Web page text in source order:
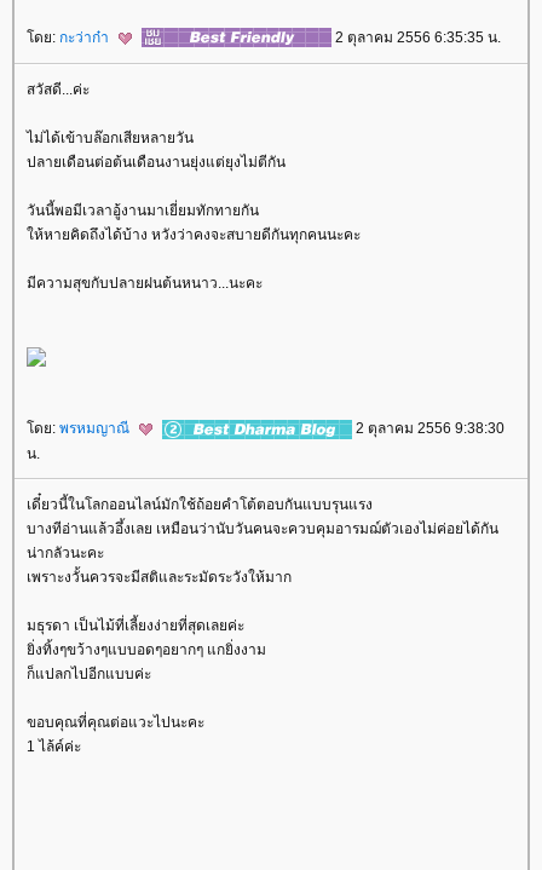
ดย: กะว่าก๋า 2 ตุลาคม 2556 6:35:35 น.
สวัสดี...ค่ะ
ไม่ได้เข้าบล๊อกเสียหลายวัน
ปลายเดือนต่อต้นเดือนงานยุ่งแต่ยุงไม่ตีกัน
วันนี้พอมีเวลาอู้งานมาเยี่ยมทักทายกัน
ห้หายคิดถึงได้บ้าง หวังว่าคงจะสบายดีกันทุกคนนะคะ
มีความสุขกับปลายฝนต้นหนาว...นะคะ
ดย: พรหมญาณี
2 ตุลาคม 2556 9:38:30
น.
เดี๋ยวนี้ในโลกออนไลน์มักใช้ถ้อยคำโต้ตอบกันแบบรุนแรง
บางทีอ่านแล้วอึ้งเลย เหมือนว่านับวันคนจะควบคุมอารมฌ์ตัวเองไม่ค่อยได้กัน
น่ากลัวนะคะ
เพราะงวั้นควรจะมีสติและระมัดระวังให้มาก
มธุรดา เป็นไม้ที่เลี้ยงง่ายที่สุดเลยค่ะ
ิ่งทิ้งๆขว้างๆแบบอดๆอยากๆ แกยิ่งงาม
ก็แปลกไปอีกแบบค่ะ
ขอบคุณที่คุณต่อแวะไปนะคะ
1 ไล้ค์ค่ะ